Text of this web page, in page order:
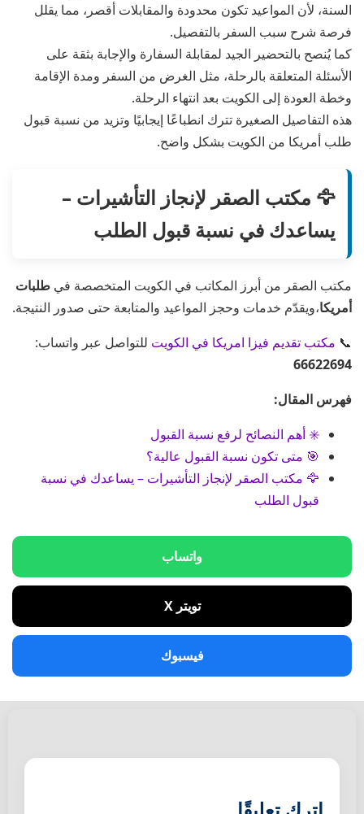
السنة، لأن المواعيد تكون محدودة والمقابلات أقصر، مما يقلل
فرصة شرح سبب السفر بالتفصيل.
كما يُنصح بالتحضير الجيد لمقابلة السفارة والإجابة بثقة على
الأسئلة المتعلقة بالرحلة، مثل الغرض من السفر ومدة الإقامة
وخطة العودة إلى الكويت بعد انتهاء الرحلة.
هذه التفاصيل الصغيرة تترك انطباعًا إيجابيًا وتزيد من نسبة قبول
طلب أمريكا من الكويت بشكل واضح.
🦅 مكتب الصقر لإنجاز التأشيرات –
يساعدك في نسبة قبول الطلب
مكتب الصقر من أبرز المكاتب في الكويت المتخصصة في طلبات
أمريكا،ويقدّم خدمات وحجز المواعيد والمتابعة حتى صدور النتيجة.
📞 مكتب تقديم فيزا امريكا في الكويت للتواصل عبر واتساب:
66622694
فهرس المقال:
✳️ أهم النصائح لرفع نسبة القبول
🎯 متى تكون نسبة القبول عالية؟
🦅 مكتب الصقر لإنجاز التأشيرات – يساعدك في نسبة
قبول الطلب
واتساب
تويتر X
فيسبوك